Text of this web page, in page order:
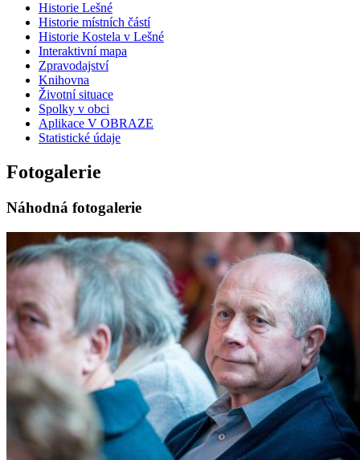
Historie Lešné
Historie místních částí
Historie Kostela v Lešné
Interaktivní mapa
Zpravodajství
Knihovna
Životní situace
Spolky v obci
Aplikace V OBRAZE
Statistické údaje
Fotogalerie
Náhodná fotogalerie